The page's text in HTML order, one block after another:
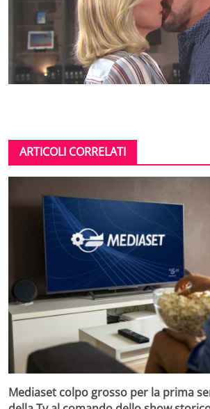
ARTICOLI CORRELATI
Mediaset colpo grosso per la prima